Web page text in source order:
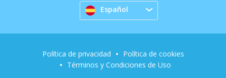
Español
Política de privacidad
Política de cookies
Términos y Condiciones de Uso